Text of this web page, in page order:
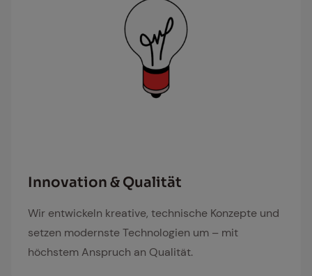
In­no­va­ti­on & Qua­li­tät
Wir entwickeln kreative, technische Konzepte und
setzen modernste Technologien um – mit
höchstem Anspruch an Qualität.